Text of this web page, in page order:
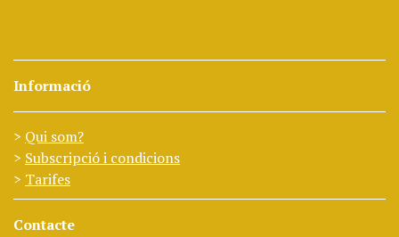
Informació
Qui som?
Subscripció i condicions
Tarifes
Contacte